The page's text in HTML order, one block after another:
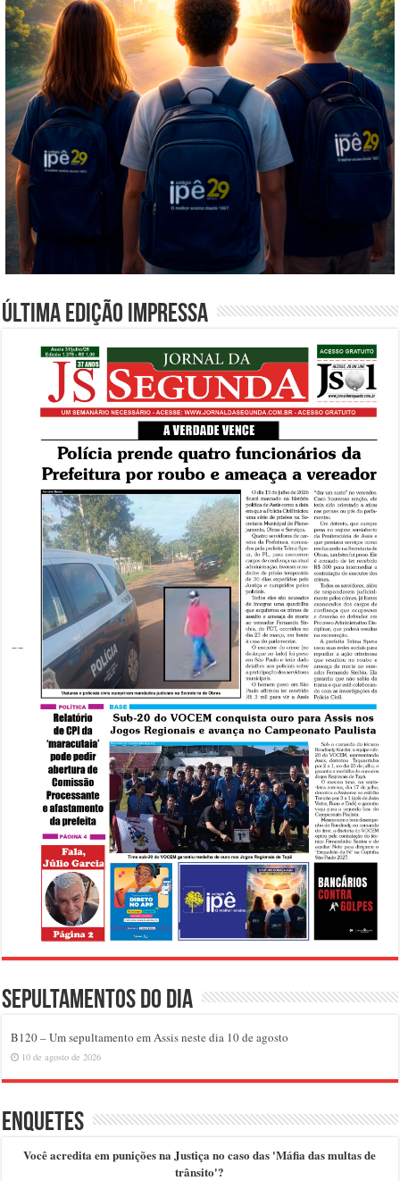
Última edição impressa
Sepultamentos do dia
B120 – Um sepultamento em Assis neste dia 10 de agosto
10 de agosto de 2026
Enquetes
Você acredita em punições na Justiça no caso das 'Máfia das multas de
trânsito'?